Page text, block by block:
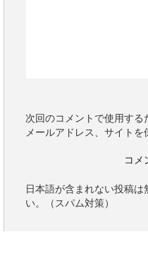
次回のコメントで使用する
メールアドレス、サイトを
日本語が含まれない投稿
い。（スパム対策）